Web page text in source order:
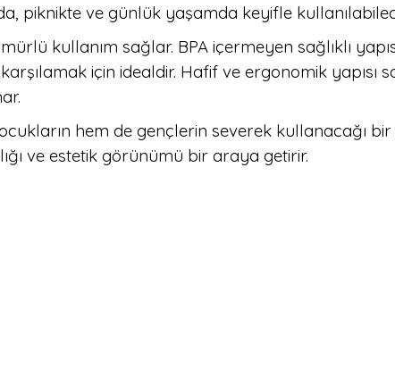
piknikte ve günlük yaşamda keyifle
kullanım sağlar. BPA içermeyen sağlıklı
için idealdir. Hafif ve ergonomik yapısı
hem de gençlerin severek kullanacağı
ve estetik görünümü bir araya getirir.